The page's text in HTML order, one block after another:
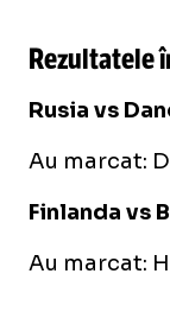
Rezultatele
Rusia vs
Au marcat:
Finlanda vs
Au marcat: